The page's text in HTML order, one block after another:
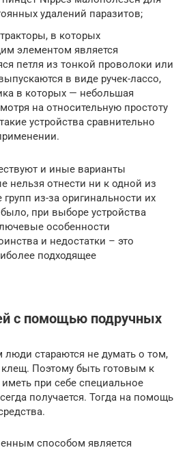
удалений паразитов;
в которых
элементом является
петля из тонкой проволоки или
в виде ручек-лассо,
в которых — небольшая
на относительную простоту
устройства сравнительно
и иные варианты
нельзя отнести ни к одной из
из-за оригинальности их
при выборе устройства
особенности
и недостатки – это
подходящее
с помощью подручных
стараются не думать о том,
клещ. Поэтому быть готовым к
при себе специальное
получается. Тогда на помощь
способом является